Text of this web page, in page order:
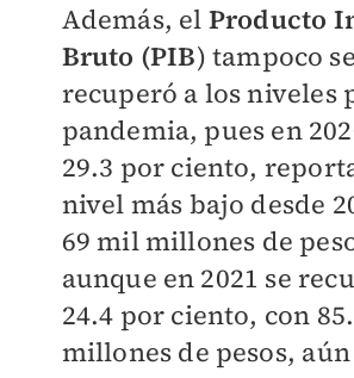
Además, el Producto
Bruto (PIB) tampoco se
recuperó a los niveles
pandemia, pues en
29.3 por ciento,
nivel más bajo desde
69 mil millones de
aunque en 2021 se
24.4 por ciento, con
millones de pesos,